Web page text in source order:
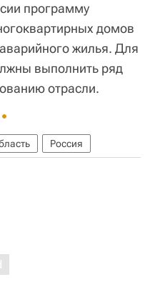
программу
домов
жилья. Для
выполнить ряд
отрасли.
Россия